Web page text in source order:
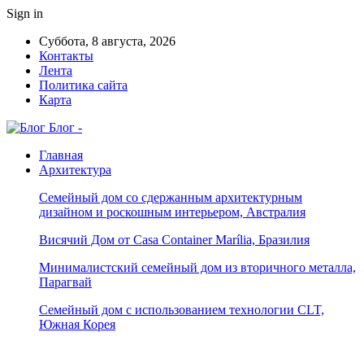
Sign in
Суббота, 8 августа, 2026
Контакты
Лента
Политика сайта
Карта
Блог -
Главная
Архитектура
Семейный дом со сдержанным архитектурным
дизайном и роскошным интерьером, Австралия
Висячий Дом от Casa Container Marília, Бразилия
Минималистский семейный дом из вторичного металла,
Парагвай
Семейный дом с использованием технологии CLT,
Южная Корея